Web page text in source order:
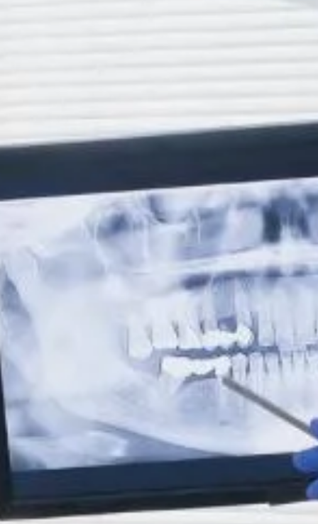
La abrasión dental se produce cuando la superficie del diente
se desgasta debido al cepillado excesivo o al uso de
productos dentales agresivos. La erosión dental, por otro
dientes y los desgasta. Ambos problemas pueden ser
tratados con una reconstrucción dental. Los dentistas pueden
recomendar tratamientos como las coronas dentales o las
carillas dentales para restaurar la apariencia natural y la
funcionalidad de los dientes.
Para mejorar la estética dental
Por último, hay casos en los que las personas pueden optar
por una reconstrucción dental simplemente para mejorar su
sonrisa. Por ejemplo, si tienes una sonrisa desigual o dientes
manchados que no mejoren con el blanqueamiento dental,
una reconstrucción dental puede ser recomendada. Los
dentistas ofrecen tratamientos como las carillas dentales o
coronas dentales para ayudar a mejorar la apariencia de los
dientes y crear una sonrisa más uniforme y hermosa.
La reconstrucción dental es una solución eficaz en la
restauración de la salud y la estética dental. Si te encuentras
en una de las situaciones mencionadas en este blog, es
importante buscar tratamiento de inmediato. Una mala salud